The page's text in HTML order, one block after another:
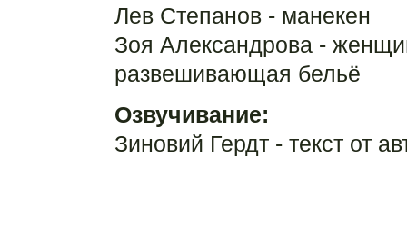
Лев Степанов - манекен
Зоя Александрова -
развешивающая бельё
Озвучивание:
Зиновий Гердт - текст от